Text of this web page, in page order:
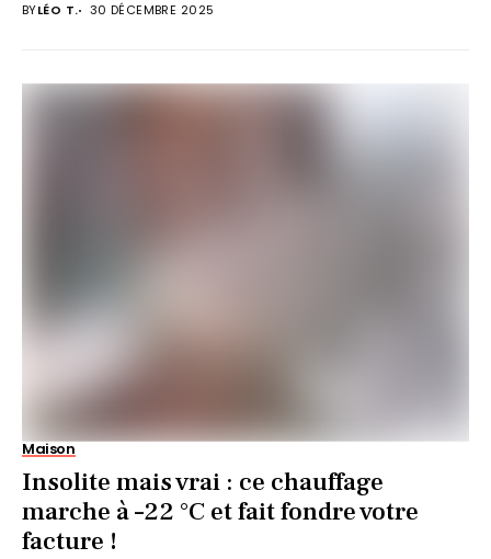
BYLÉO T. 30 DÉCEMBRE 2025
Maison
Insolite mais vrai : ce chauffage
marche à –22 °C et fait fondre votre
facture !